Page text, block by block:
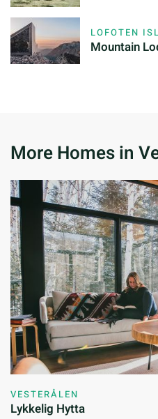
LOFOTEN
Mountain
More Homes in
VESTERÅLEN
Lykkelig Hytta